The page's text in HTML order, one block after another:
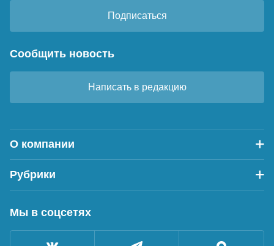
Подписаться
Сообщить новость
Написать в редакцию
О компании
Рубрики
Мы в соцсетях